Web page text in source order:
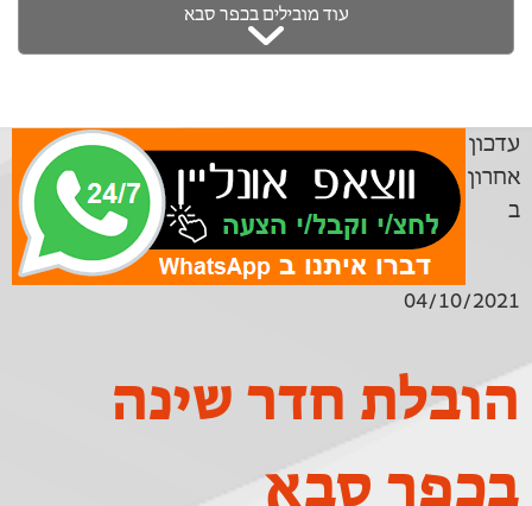
עוד מובילים בכפר סבא
עדכון
אחרון
ב
04/10/2021
הובלת חדר שינה
בכפר סבא